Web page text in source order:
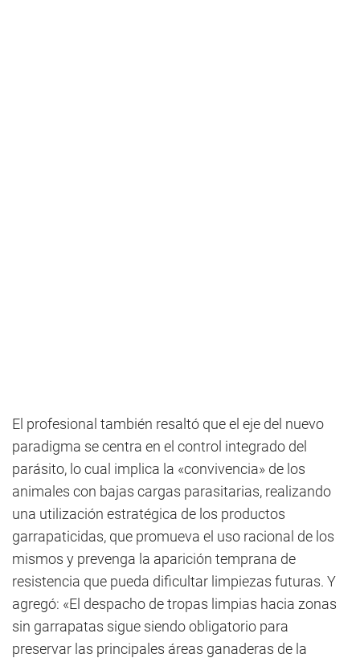
El profesional también resaltó que el eje del nuevo
paradigma se centra en el control integrado del
parásito, lo cual implica la «convivencia» de los
animales con bajas cargas parasitarias, realizando
una utilización estratégica de los productos
garrapaticidas, que promueva el uso racional de los
mismos y prevenga la aparición temprana de
resistencia que pueda dificultar limpiezas futuras. Y
agregó: «El despacho de tropas limpias hacia zonas
sin garrapatas sigue siendo obligatorio para
preservar las principales áreas ganaderas de la